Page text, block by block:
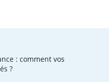
: comment vos
?